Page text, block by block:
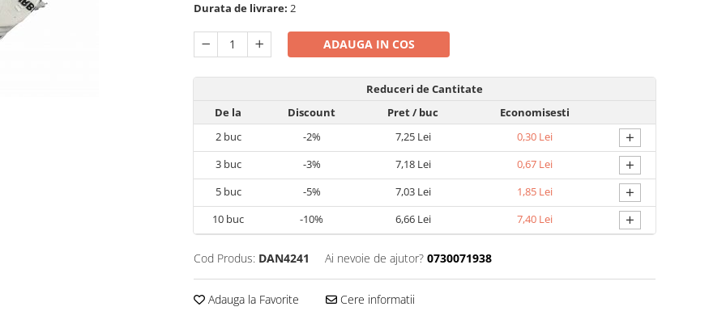
Durata de livrare: 2
ADAUGA IN COS
Reduceri de Cantitate
De la
Discount Pret/ buc
Economisesti
2buc -2% 7,25 Lei 0,30 Lei +
3buc -3% 7,18 Lei 0,67 Lei +
5buc -5% 7,03 Lei 1,85 Lei +
10 buc -10% 6,66 Lei 7,40 Lei +
Cod Produs: DAN4241 Ai nevoie de ajutor? 0730071938
Adauga la Favorite Cere informatii